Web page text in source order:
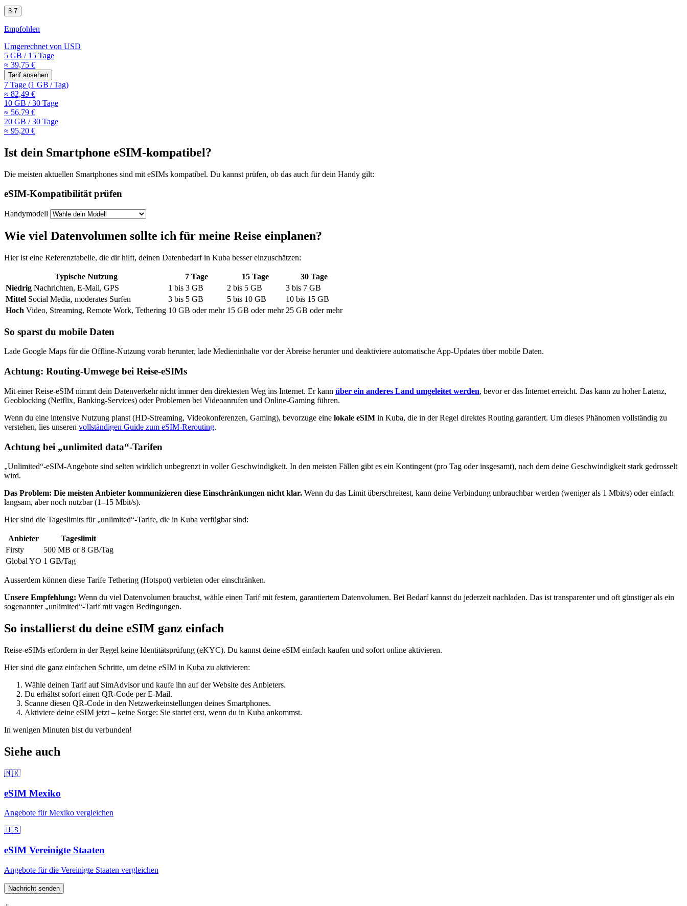
3.7
Empfohlen
Umgerechnet von USD
5 GB /15 Tage
≈ 39,75 €
Tarif ansehen
7 Tage (1 GB /Tag)
≈ 82,49 €
10 GB /30 Tage
≈ 56,79 €
20 GB /30 Tage
≈ 95,20 €
Ist dein Smartphone eSIM-kompatibel?
Die meisten aktuellen Smartphones sind mit eSIMs kompatibel. Du kannst prüfen, ob das auch für dein Handy gilt:
eSIM-Kompatibilität prüfen
Handymodell
Wie viel Datenvolumen sollte ich für meine Reise einplanen?
Hier ist eine Referenztabelle, die dir hilft, deinen Datenbedarfin Kuba besser einzuschätzen:
Typische Nutzung 7 Tage 15 Tage 30 Tage
Niedrig Nachrichten, E-Mail, GPS 1 bis 3 GB 2 bis 5 GB 3 bis 7 GB
Mittel Social Media, moderates Surfen 3 bis 5 GB 5 bis 10 GB 10 bis 15 GB
Hoch Video, Streaming, Remote Work, Tethering 10 GB oder mehr 15 GB oder mehr 25 GB oder mehr
So sparst du mobile Daten
Lade Google Maps für die Offline-Nutzung vorab herunter, lade Medieninhalte vor der Abreise herunter und deaktiviere automatische App-Updates über mobile Daten.
Achtung: Routing-Umwege bei Reise-eSIMs
Mit einer Reise-eSIM nimmt dein Datenverkehr nicht immer den direktesten Weg ins Internet. Er kann über ein anderes Land umgeleitet werden, bevor er das Internet erreicht. Das kann zu hoher Latenz,
Geoblocking (Netflix, Banking-Services) oder Problemen bei Videoanrufen und Online-Gaming führen.
Wenn du eine intensive Nutzung planst (HD-Streaming, Videokonferenzen, Gaming), bevorzuge eine lokale eSIM in Kuba, die in der Regel direktes Routing garantiert. Um dieses Phänomen vollständig zu
verstehen, lies unseren vollständigen Guide zum eSIM-Rerouting.
Achtung bei „unlimited data“-Tarifen
„Unlimited“-eSIM-Angebote sind selten wirklich unbegrenzt in voller Geschwindigkeit. In den meisten Fällen gibt es ein Kontingent (pro Tag oder insgesamt), nach dem deine Geschwindigkeit stark gedrosselt
wird.
Das Problem: Die meisten Anbieter kommunizieren diese Einschränkungen nicht klar. Wenn du das Limit überschreitest, kann deine Verbindung unbrauchbar werden (weniger als 1 Mbit/s) oder einfach
langsam, aber noch nutzbar (1–15 Mbit/s).
Hier sind die Tageslimits für „unlimited“-Tarife, die in Kuba verfügbar sind:
Anbieter
Tageslimit
Firsty
500 MB or 8 GB/Tag
Global YO 1 GB/Tag
Ausserdem können diese Tarife Tethering (Hotspot) verbieten oder einschränken.
Unsere Empfehlung: Wenn du viel Datenvolumen brauchst, wähle einen Tarif mit festem, garantiertem Datenvolumen. Bei Bedarf kannst du jederzeit nachladen. Das ist transparenter und oft günstiger als ein
sogenannter „unlimited“-Tarif mit vagen Bedingungen.
So installierst du deine eSIM ganz einfach
Reise-eSIMs erfordern in der Regel keine Identitätsprüfung (eKYC). Du kannst deine eSIM einfach kaufen und sofort online aktivieren.
Hier sind die ganz einfachen Schritte, um deine eSIM in Kuba zu aktivieren:
Wähle deinen Tarif auf SimAdvisor und kaufe ihn auf der Website des Anbieters.
Du erhältst sofort einen QR-Code per E-Mail.
Scanne diesen QR-Code in den Netzwerkeinstellungen deines Smartphones.
Aktiviere deine eSIM jetzt – keine Sorge: Sie startet erst, wenn du in Kuba ankommst.
In wenigen Minuten bist du verbunden!
Siehe auch
🇲🇽
eSIM Mexiko
Angebote fürMexiko vergleichen
🇺🇸
eSIM Vereinigte Staaten
Angebote fürdie Vereinigte Staaten vergleichen
Nachricht senden